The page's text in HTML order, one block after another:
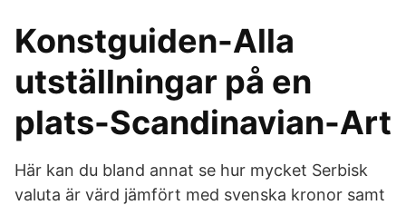
Konstguiden-Alla
utställningar på en
plats-Scandinavian-Art
Här kan du bland annat se hur mycket Serbisk
valuta är värd jämfört med svenska kronor samt